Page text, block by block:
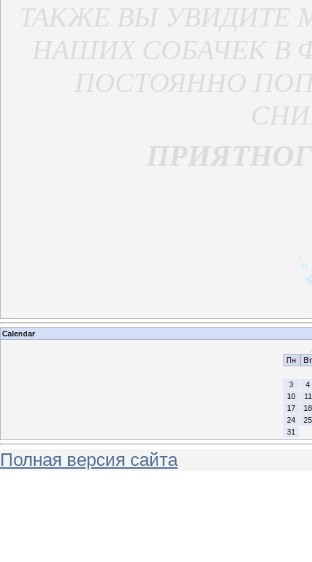
ТАКЖЕ ВЫ УВИДИТЕ
НАШИХ СОБАЧЕК В
ПОСТОЯННО
Calendar
Пн
Вт
3
4
10
11
17
18
24
25
31
Полная версия сайта